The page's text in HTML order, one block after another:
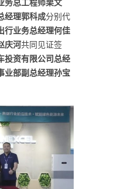
经理郭科成分别代
行业务总经理何佳
庆河共同见证签
投资有限公司总经
业部副总经理孙宝